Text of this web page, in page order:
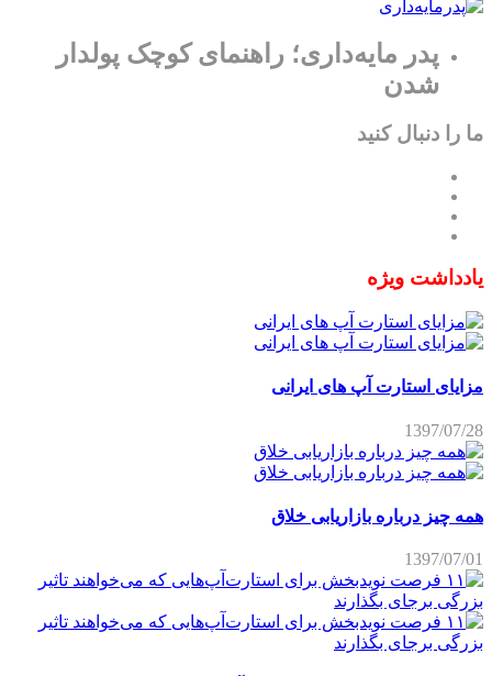
پدر مایه‌داری؛ راهنمای کوچک پولدار
شدن
ما را دنبال کنید
یادداشت ویژه
مزایای استارت آپ های ایرانی
1397/07/28
همه چیز درباره بازاریابی خلاق
1397/07/01